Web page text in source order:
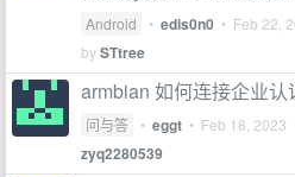
Android • edis0n0 • Feb 22,
bySTtree
armbian 如何连接企业认
问与答 • eggt • Feb 18, 2023
zyq2280539